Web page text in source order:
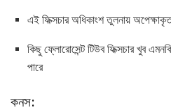
এই ফিক্সচার অধিকাংশ তুলনায়
কিছু ফ্লোরোসেন্ট টিউব ফিক্সচার খুব
পারে
কনস: